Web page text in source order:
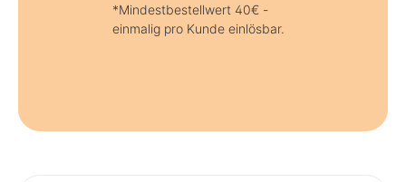
*Mindestbestellwert 40€ -
einmalig pro Kunde einlösbar.